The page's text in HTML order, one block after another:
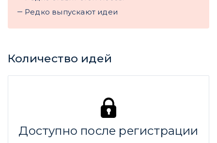
Редко выпускают идеи
Количество идей
Доступно после регистрации